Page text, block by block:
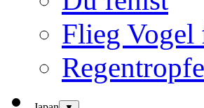
Flieg Vogel